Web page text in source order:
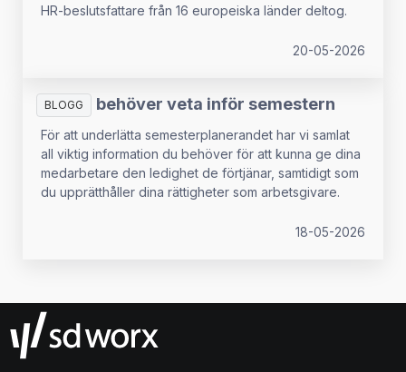
HR-beslutsfattare från 16 europeiska länder deltog.
20-05-2026
BLOGG
Allt du behöver veta inför semestern
För att underlätta semesterplanerandet har vi samlat
all viktig information du behöver för att kunna ge dina
medarbetare den ledighet de förtjänar, samtidigt som
du upprätthåller dina rättigheter som arbetsgivare.
18-05-2026